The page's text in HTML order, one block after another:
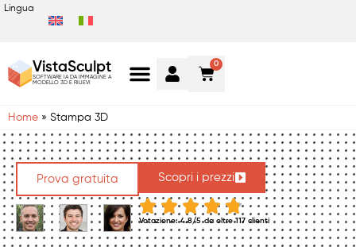
Lingua
VistaSculpt
SOFTWARE IA DA IMMAGINE A
MODELLO 3D E RILIEVI
0
Home » Stampa 3D
Prova gratuita Scopri i prezzi
Votazione: 4.8/5 da oltre 117 clienti